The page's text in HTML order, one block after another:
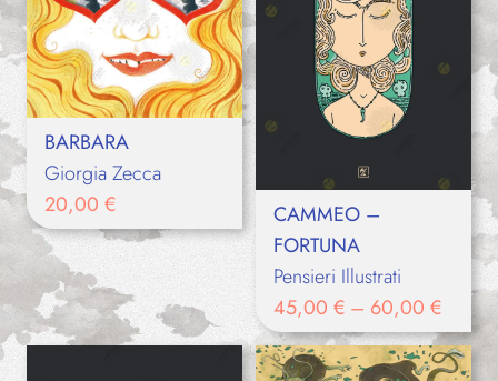
BARBARA
Giorgia Zecca
20,00 €
CAMMEO –
FORTUNA
Pensieri Illustrati
45,00 € – 60,00 €